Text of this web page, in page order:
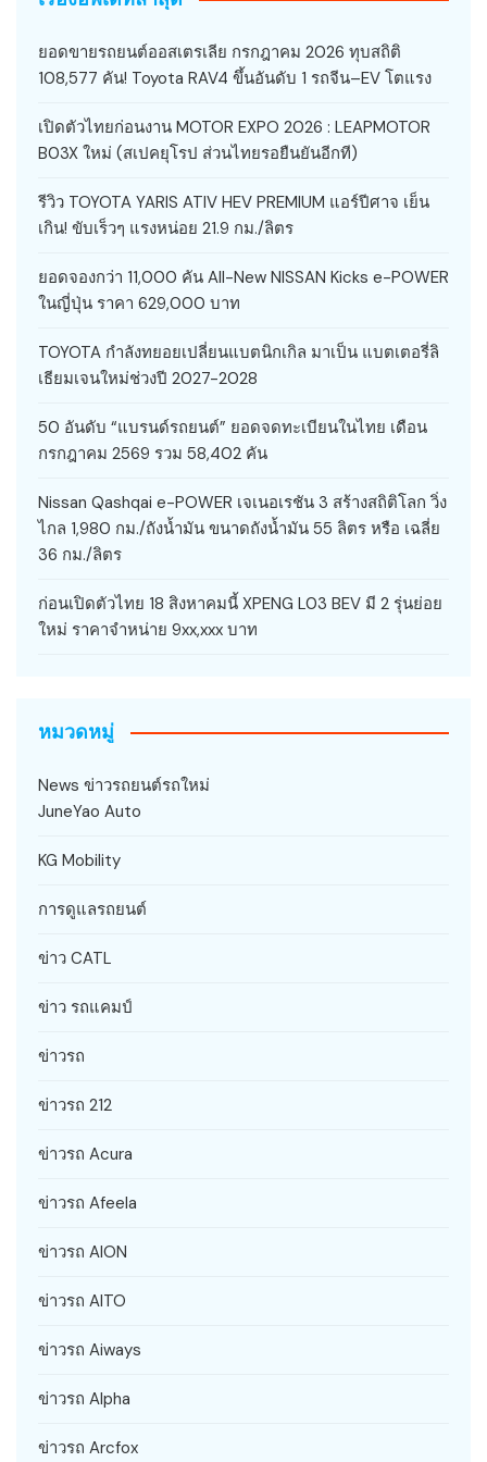
ยอดขายรถยนต์ออสเตรเลีย กรกฎาคม 2026 ทุบสถิติ
108,577 คัน! Toyota RAV4 ขึ้นอันดับ 1 รถจีน–EV โตแรง
เปิดตัวไทยก่อนงาน MOTOR EXPO 2026 : LEAPMOTOR
B03X ใหม่ (สเปคยุโรป ส่วนไทยรอยืนยันอีกที)
รีวิว TOYOTA YARIS ATIV HEV PREMIUM แอร์ปีศาจ เย็น
เกิน! ขับเร็วๆ แรงหน่อย 21.9 กม./ลิตร
ยอดจองกว่า 11,000 คัน All-New NISSAN Kicks e-POWER
ในญี่ปุ่น ราคา 629,000 บาท
TOYOTA กำลังทยอยเปลี่ยนแบตนิกเกิล มาเป็น แบตเตอรี่ลิ
เธียมเจนใหม่ช่วงปี 2027-2028
50 อันดับ “แบรนด์รถยนต์” ยอดจดทะเบียนในไทย เดือน
กรกฎาคม 2569 รวม 58,402 คัน
Nissan Qashqai e-POWER เจเนอเรชัน 3 สร้างสถิติโลก วิ่ง
ไกล 1,980 กม./ถังน้ำมัน ขนาดถังน้ำมัน 55 ลิตร หรือ เฉลี่ย
36 กม./ลิตร
ก่อนเปิดตัวไทย 18 สิงหาคมนี้ XPENG L03 BEV มี 2 รุ่นย่อย
ใหม่ ราคาจำหน่าย 9xx,xxx บาท
หมวดหมู่
News ข่าวรถยนต์รถใหม่
JuneYao Auto
KG Mobility
การดูแลรถยนต์
ข่าว CATL
ข่าว รถแคมป์
ข่าวรถ
ข่าวรถ 212
ข่าวรถ Acura
ข่าวรถ Afeela
ข่าวรถ AION
ข่าวรถ AITO
ข่าวรถ Aiways
ข่าวรถ Alpha
ข่าวรถ Arcfox